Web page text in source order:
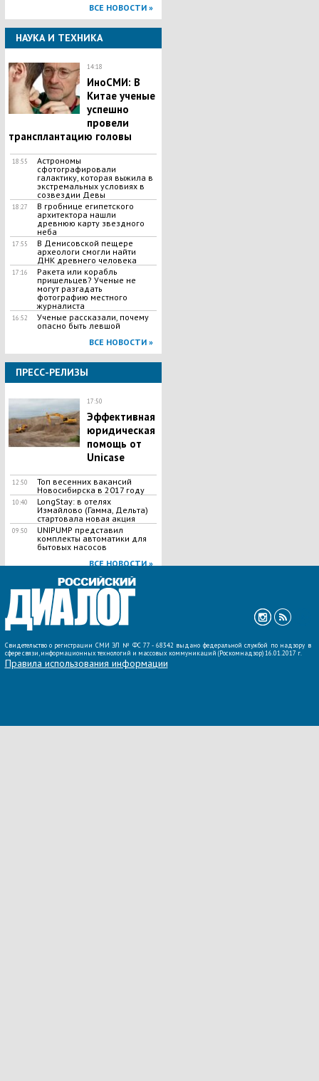
ВСЕ НОВОСТИ »
НАУКА И ТЕХНИКА
14:18
ИноСМИ: В
Китае ученые
успешно
провели
трансплантацию головы
18:55
Астрономы
сфотографировали
галактику, которая выжила в
экстремальных условиях в
созвездии Девы
18:27
В гробнице египетского
архитектора нашли
древнюю карту звездного
неба
17:55
В Денисовской пещере
археологи смогли найти
ДНК древнего человека
17:16
Ракета или корабль
пришельцев? Ученые не
могут разгадать
фотографию местного
журналиста
16:52
Ученые рассказали, почему
опасно быть левшой
ВСЕ НОВОСТИ »
ПРЕСС-РЕЛИЗЫ
17:50
Эффективная
юридическая
помощь от
Unicase
12:50
Топ весенних вакансий
Новосибирска в 2017 году
10:40
LongStay: в отелях
Измайлово (Гамма, Дельта)
стартовала новая акция
09:50
UNIPUMP представил
комплекты автоматики для
бытовых насосов
ВСЕ НОВОСТИ »
Свидетельство о регистрации СМИ ЭЛ № ФС 77 - 68342 выдано федеральной службой по надзору в
сфере связи, информационных технологий и массовых коммуникаций (Роскомнадзор) 16.01.2017 г.
Правила использования информации